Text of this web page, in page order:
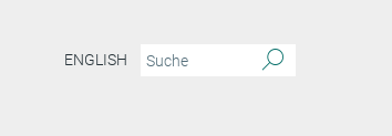
ENGLISH